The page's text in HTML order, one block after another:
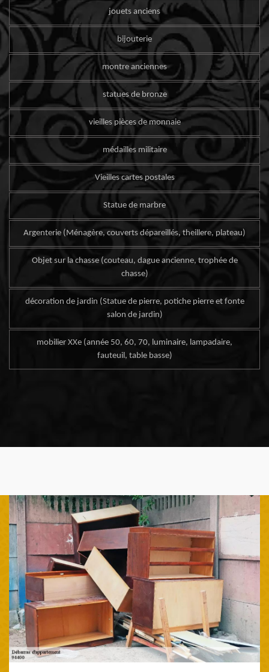
jouets anciens
bijouterie
montre anciennes
statues de bronze
vieilles pièces de monnaie
médailles militaire
Vieilles cartes postales
Statue de marbre
Argenterie (Ménagère, couverts dépareillés, theillere, plateau)
Objet sur la chasse (couteau, dague ancienne, trophée de
chasse)
décoration de jardin (Statue de pierre, potiche pierre et fonte
salon de jardin)
mobilier XXe (année 50, 60, 70, luminaire, lampadaire,
fauteuil, table basse)